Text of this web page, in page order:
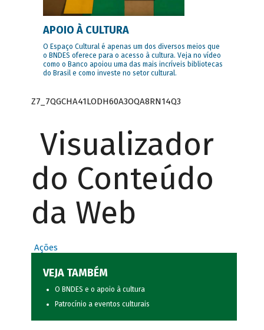
APOIO À CULTURA
O Espaço Cultural é apenas um dos diversos meios que
o BNDES oferece para o acesso à cultura. Veja no vídeo
como o Banco apoiou uma das mais incríveis bibliotecas
do Brasil e como investe no setor cultural.
Z7_7QGCHA41LODH60A3OQA8RN14Q3
Visualizador
do Conteúdo
da Web
Ações
VEJA TAMBÉM
O BNDES e o apoio à cultura
Patrocínio a eventos culturais